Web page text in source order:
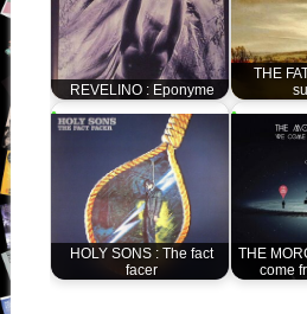
REVELINO : Eponyme
THE
HOLY SONS : The fact
facer
THE
come